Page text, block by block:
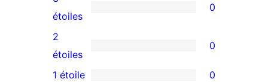
étoiles
à
4
étoile
0
avis
à
3
étoiles
0
0
avis
2
étoiles
0
1 étoile 0